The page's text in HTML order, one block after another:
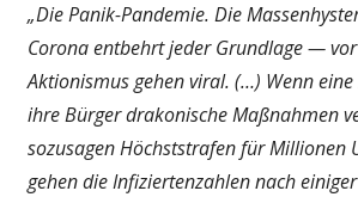
„Die Panik-Pandemie. Die
Corona entbehrt jeder Grundlage —
Aktionismus gehen viral. (…) Wenn eine
ihre Bürger drakonische Maßnahmen
sozusagen Höchststrafen für Millionen
gehen die Infiziertenzahlen nach